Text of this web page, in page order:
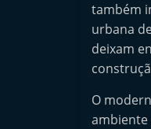
também
urbana
deixam
O
ambiente